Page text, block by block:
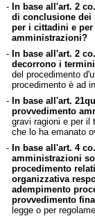
- In base all'art. 2
di conclusione dei
per i cittadini e
amministrazioni?
- In base all'art. 2
decorrono i
del procedimento
procedimento è ad
- In base all'art.
provvedimento
gravi ragioni e per il
che lo ha emanato
- In base all'art. 4
amministrazioni
procedimento
organizzativa
adempimento
provvedimento
legge o per